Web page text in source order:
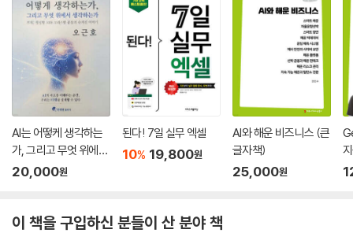
AI는 어떻케 생각하는
가, 그리고 무엇 위에서
생각하는가
20,000원
된다! 7일 실무 엑셀
10% 19,800원
AI와 해운 비즈니스 (큰
글자책)
25,000원
이 책을 구입하신 분들이 산 분야 책